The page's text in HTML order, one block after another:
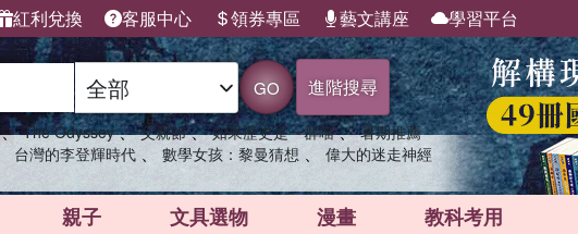
紅利兌換 客服中心 領券專區 藝文講座 學習平台
GO 進階搜尋
、 The Odyssey 、 父親節 、 如果歷史是一群喵 、 暑期推薦
台灣的李登輝時代 、 數學女孩：黎曼猜想 、 偉大的迷走神經
親子 文具選物 漫畫 教科考用